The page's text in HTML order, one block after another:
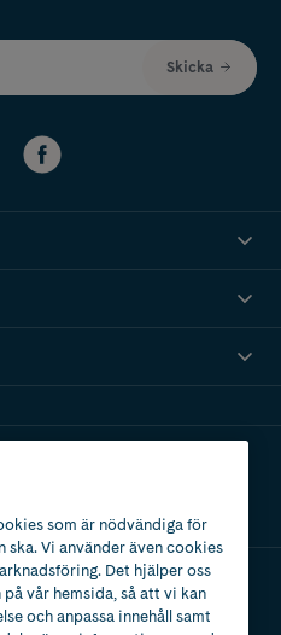
Skicka
som är nödvändiga för
ska. Vi använder även cookies
Det hjälper oss
vår hemsida, så att vi kan
och anpassa innehåll samt